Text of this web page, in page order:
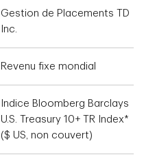
Gestion de Placements TD
Inc.
Revenu fixe mondial
Indice Bloomberg Barclays
U.S. Treasury 10+ TR Index*
($ US, non couvert)